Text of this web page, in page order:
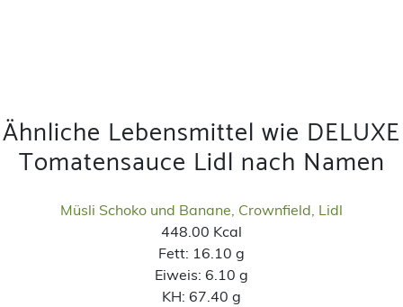
Ähnliche Lebensmittel wie DELUXE
Tomatensauce Lidl nach Namen
Müsli Schoko und Banane, Crownfield, Lidl
448.00 Kcal
Fett: 16.10 g
Eiweis: 6.10 g
KH: 67.40 g